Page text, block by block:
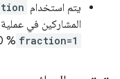
يتم استخدام
المشاركين في
fraction=1 % 100 من المستخدمين.